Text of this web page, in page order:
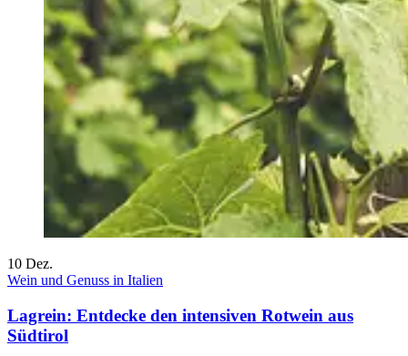
10 Dez.
Wein und Genuss in Italien
Lagrein: Entdecke den intensiven Rotwein aus
Südtirol